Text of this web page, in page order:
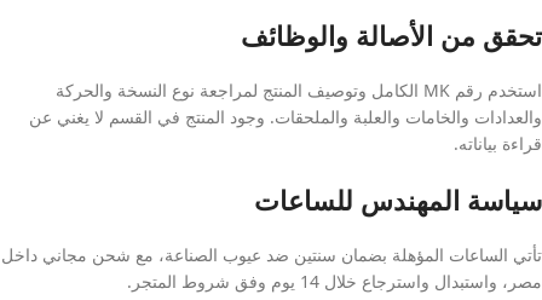
تحقق من الأصالة والوظائف
استخدم رقم MK الكامل وتوصيف المنتج لمراجعة نوع النسخة والحركة
والعدادات والخامات والعلبة والملحقات. وجود المنتج في القسم لا يغني عن
قراءة بياناته.
سياسة المهندس للساعات
تأتي الساعات المؤهلة بضمان سنتين ضد عيوب الصناعة، مع شحن مجاني داخل
مصر، واستبدال واسترجاع خلال 14 يوم وفق شروط المتجر.